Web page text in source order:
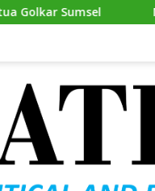
Mantapkan Langkah,